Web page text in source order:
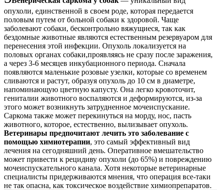
опухоли, единственной в своем роде, которая передается
половым путем от больной собаки к здоровой. Чаще
заболевают собаки, бесконтрольно вяжущиеся, так как
бездомные животные являются естественным резервуаром для
перенесения этой инфекции. Опухоль локализуется на
половых органах собаки,проявляясь не сразу после заражения,
а через 3-6 месяцев инкубационного периода. Сначала
появляются маленькие розовые узелки, которые со временем
сливаются и растут, образуя опухоль до 10 см в диаметре,
напоминающую цветную капусту. Она легко кровоточит,
гениталии животного воспаляются и деформируются, из-за
этого может возникнуть затрудненное мочеиспускание.
Саркома также может перекинуться на морду, нос, пасть
животного, которое, естественно, вылизывает опухоль.
Ветеринары предпочитают лечить это заболевание с
помощью химиотерапии, это самый эффективный вид
лечения на сегодняшний день. Оперативное вмешательство
может привести к рецидиву опухоли (до 65%) и повреждению
мочеиспускательного канала. Хотя некоторые ветеринарные
специалисты придерживаются мнения, что операция все-таки
не так опасна, как токсическое воздействие химиопрепаратов.